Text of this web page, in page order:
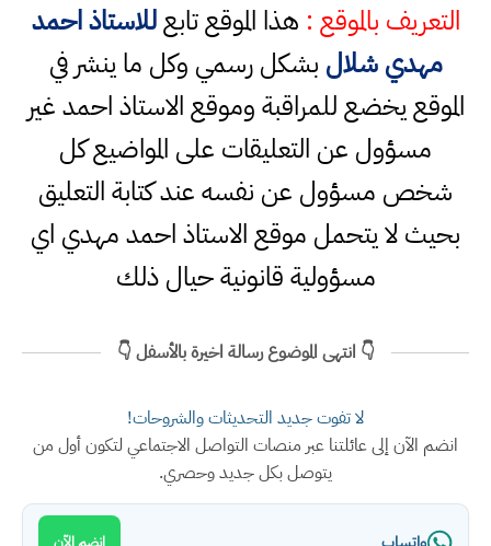
التعريف بالموقع : هذا الموقع تابعللاستاذ احمد
مهدي شلال بشكل رسمي وكل ما ينشر في
الموقع يخضع للمراقبة وموقع الاستاذ احمد غير
مسؤول عن التعليقات على المواضيع كل
شخص مسؤول عن نفسه عند كتابة التعليق
بحيث لا يتحمل موقع الاستاذ احمد مهدي اي
مسؤولية قانونية حيال ذلك
👇 انتهى الموضوع رسالة اخيرة بالأسفل 👇
لا تفوت جديد التحديثات والشروحات!
انضم الآن إلى عائلتنا عبر منصات التواصل الاجتماعي لتكون أول من
يتوصل بكل جديد وحصري.